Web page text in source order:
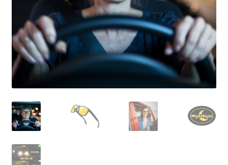
Linkpartners
My account
Over Ons
Overzicht
Privacybeleid
Retourbeleid